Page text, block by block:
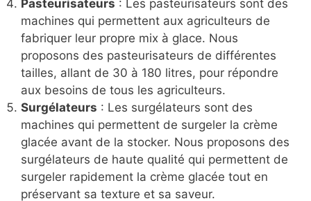
Pasteurisateurs : Les pasteurisateurs sont des
machines qui permettent aux agriculteurs de
fabriquer leur propre mix à glace. Nous
proposons des pasteurisateurs de différentes
tailles, allant de 30 à 180 litres, pour répondre
aux besoins de tous les agriculteurs.
Surgélateurs : Les surgélateurs sont des
machines qui permettent de surgeler la crème
glacée avant de la stocker. Nous proposons des
surgélateurs de haute qualité qui permettent de
surgeler rapidement la crème glacée tout en
préservant sa texture et sa saveur.